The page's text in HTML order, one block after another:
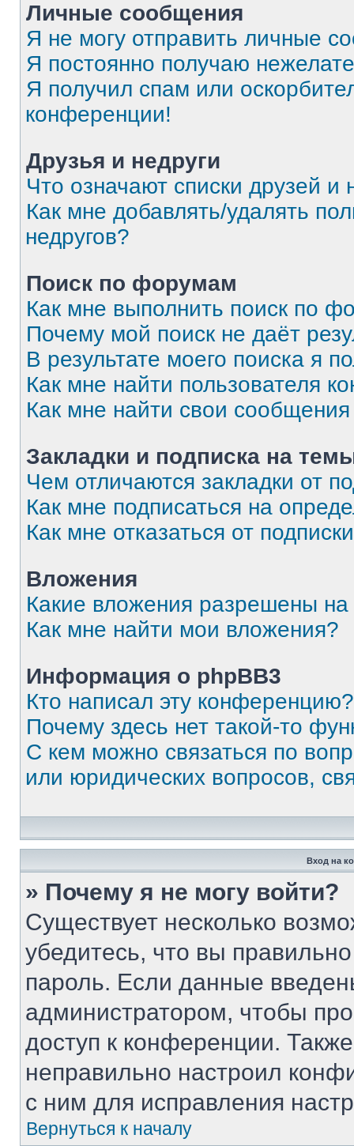
Личные сообщения
Я не могу отправить личные
Я постоянно получаю
Я получил спам или
конференции!
Друзья и недруги
Что означают списки друзей и
Как мне добавлять/удалять
недругов?
Поиск по форумам
Как мне выполнить поиск по
Почему мой поиск не даёт
В результате моего поиска я
Как мне найти пользователя
Как мне найти свои
Закладки и подписка на
Чем отличаются закладки от
Как мне подписаться на
Как мне отказаться от
Вложения
Какие вложения разрешены
Как мне найти мои вложения?
Информация о phpBB3
Кто написал эту конференцию?
Почему здесь нет такой-то
С кем можно связаться по
или юридических вопросов,
Вход на
» Почему я не могу войти?
Существует несколько
убедитесь, что вы
пароль. Если данные
администратором, чтобы
доступ к конференции.
неправильно настроил
с ним для исправления
Вернуться к началу